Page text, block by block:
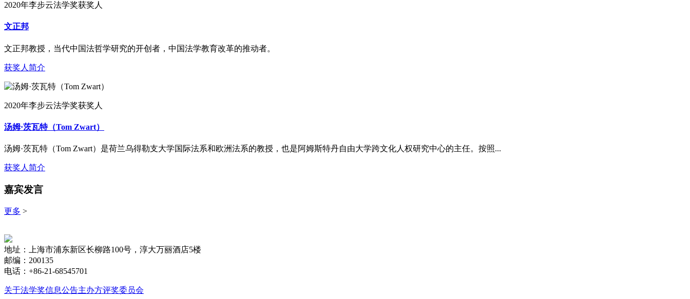
2020年李步云法学奖获奖人
文正邦
文正邦教授，当代中国法哲学研究的开创者，中国法学教育改革的推动者。
获奖人简介
2020年李步云法学奖获奖人
汤姆·茨瓦特（Tom Zwart）
汤姆·茨瓦特（Tom Zwart）是荷兰乌得勒支大学国际法系和欧洲法系的教授，也是阿姆斯特丹自由大学跨文化人权研究中心的主任。按照...
获奖人简介
嘉宾发言
更多 >
地址：上海市浦东新区长柳路100号，淳大万丽酒店5楼
邮编：200135
电话：+86-21-68545701
关于法学奖信息公告主办方评奖委员会